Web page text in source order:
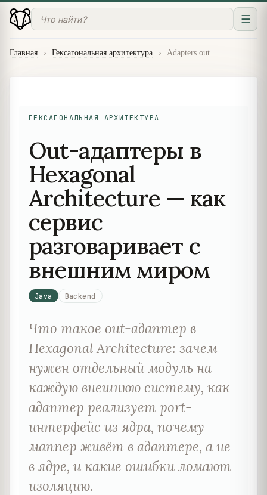
☰
Главная › Гексагональная архитектура › Adapters out
ГЕКСАГОНАЛЬНАЯ АРХИТЕКТУРА
Out-адаптеры в
Hexagonal
Architecture — как
сервис
разговаривает с
внешним миром
Java Backend
Что такое out-адаптер в
Hexagonal Architecture: зачем
нужен отдельный модуль на
каждую внешнюю систему, как
адаптер реализует port-
интерфейс из ядра, почему
маппер живёт в адаптере, а не
в ядре, и какие ошибки ломают
изоляцию.